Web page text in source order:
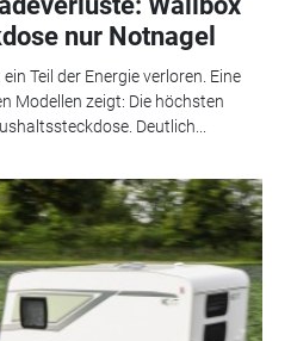
nur Notnagel
Teil der Energie verloren. Eine
Modellen zeigt: Die höchsten
Deutlich...